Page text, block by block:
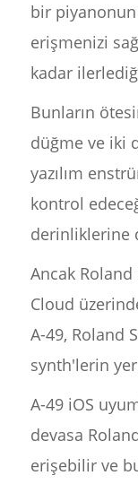
bir piyanonun
erişmenizi
kadar
Bunların
düğme ve iki
yazılım
kontrol
derinliklerine
Ancak
Cloud
A-49, Roland
synth'lerin
A-49 iOS
devasa
erişebilir ve